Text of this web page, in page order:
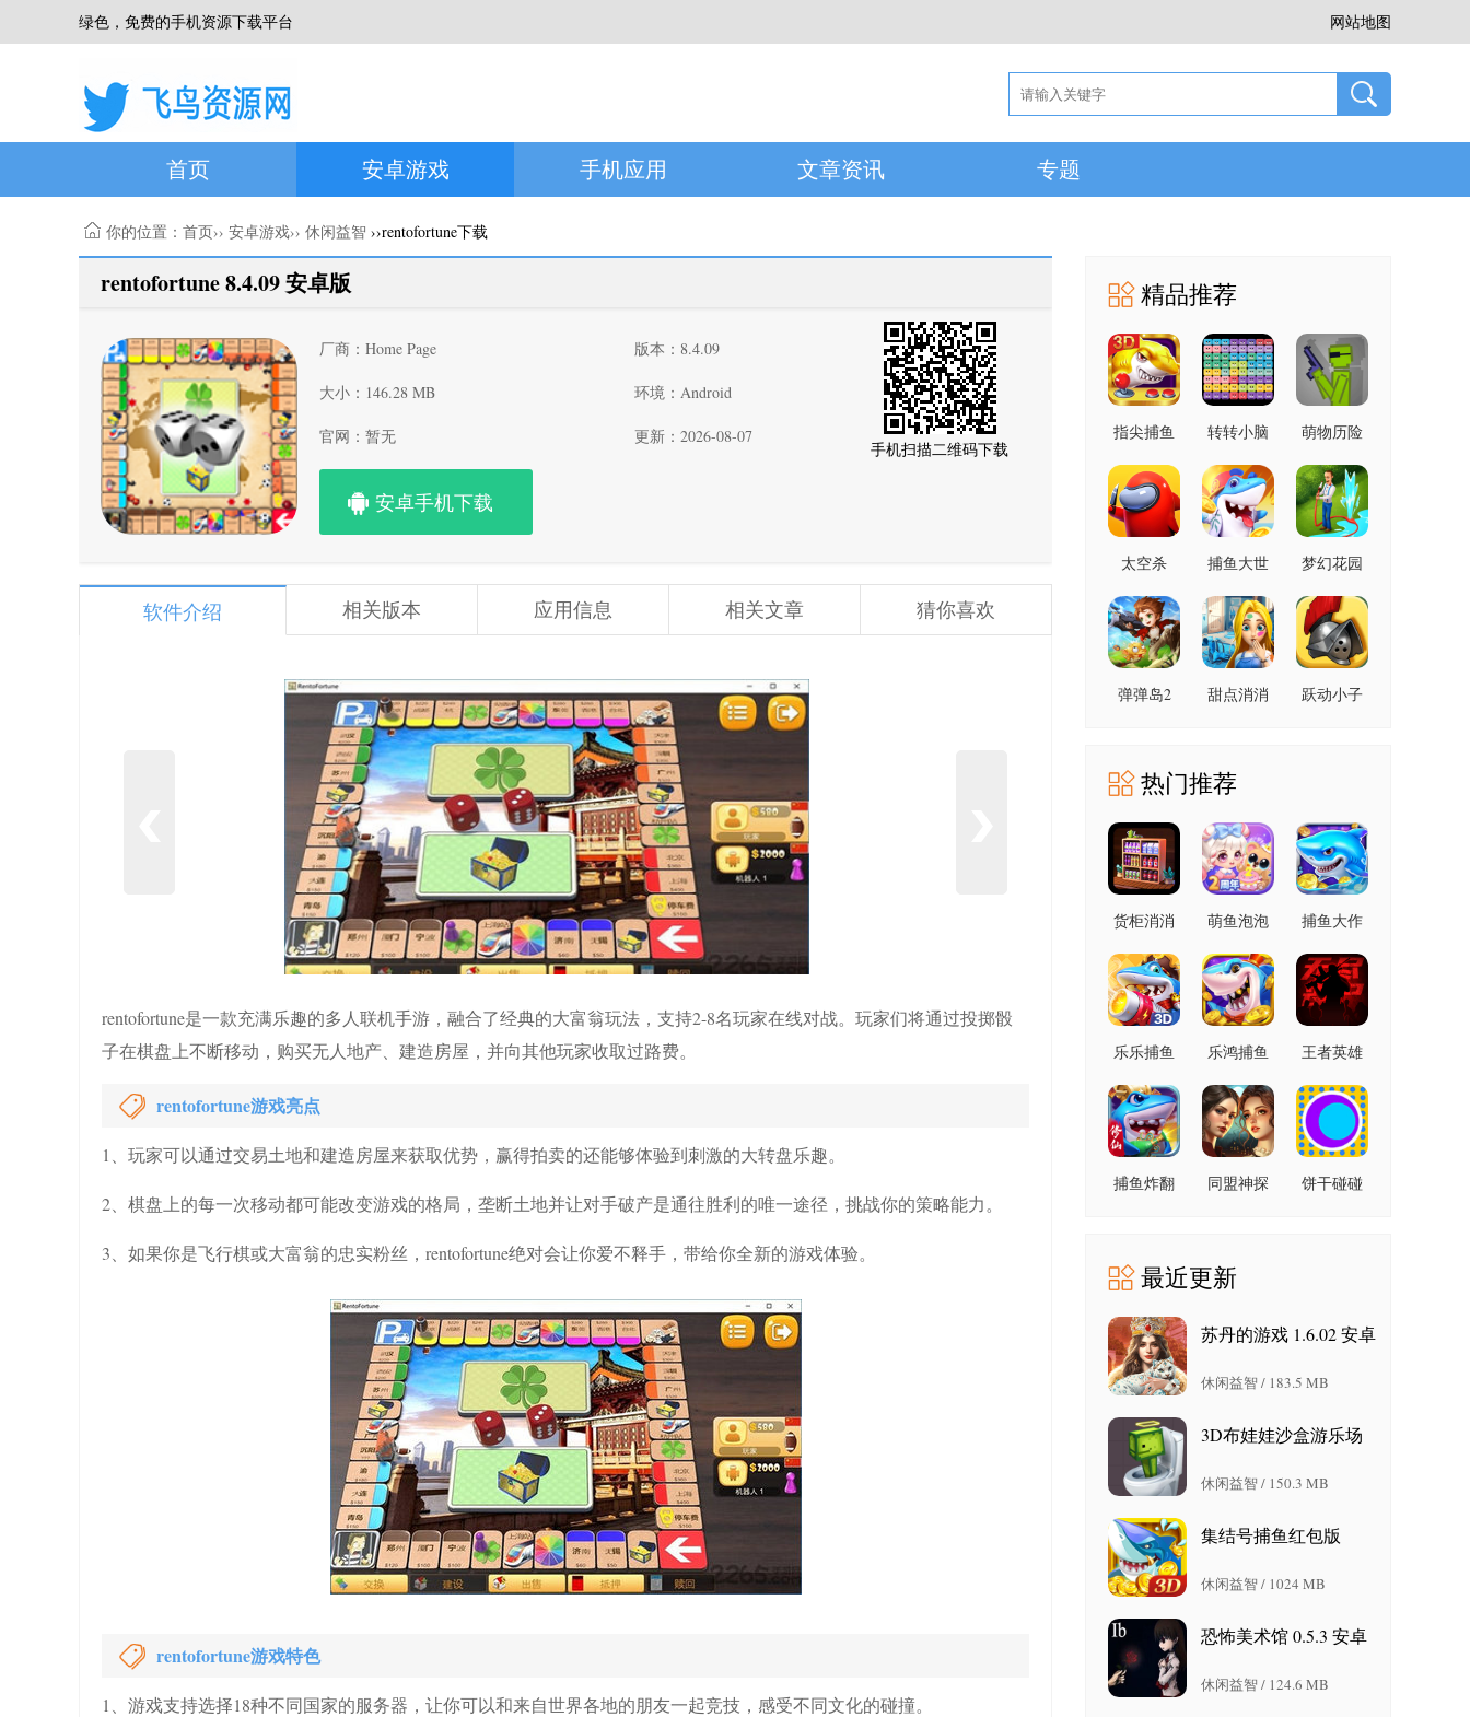
绿色，免费的手机资源下载平台 网站地图
首页 安卓游戏 手机应用 文章资讯 专题
你的位置： 首页›› 安卓游戏›› 休闲益智 ››rentofortune下载
rentofortune 8.4.09 安卓版
安卓手机下载
厂商：Home Page 版本：8.4.09
大小：146.28 MB 环境：Android
官网：暂无 更新：2026-08-07
手机扫描二维码下载
软件介绍 相关版本 应用信息 相关文章 猜你喜欢
rentofortune是一款充满乐趣的多人联机手游，融合了经典的大富翁玩法，支持2-8名玩家在线对战。玩家们将通过投掷骰
子在棋盘上不断移动，购买无人地产、建造房屋，并向其他玩家收取过路费。
rentofortune游戏亮点
1、玩家可以通过交易土地和建造房屋来获取优势，赢得拍卖的还能够体验到刺激的大转盘乐趣。
2、棋盘上的每一次移动都可能改变游戏的格局，垄断土地并让对手破产是通往胜利的唯一途径，挑战你的策略能力。
3、如果你是飞行棋或大富翁的忠实粉丝，rentofortune绝对会让你爱不释手，带给你全新的游戏体验。
rentofortune游戏特色
1、游戏支持选择18种不同国家的服务器，让你可以和来自世界各地的朋友一起竞技，感受不同文化的碰撞。
精品推荐
指尖捕鱼
手机版
转转小脑
方版
萌物历险
机版
太空杀
安卓版
捕鱼大世
安卓版
梦幻花园
版
弹弹岛2
甜点消消
跃动小子
热门推荐
货柜消消
卓版
萌鱼泡泡
卓版
捕鱼大作
手机版
乐乐捕鱼
乐鸿捕鱼
1.7.12 安
卓版
王者英雄
奇 1.08 官
方版
捕鱼炸翻
同盟神探
饼干碰碰
最近更新
苏丹的游戏 1.6.02 安卓
休闲益智 / 183.5 MB
3D布娃娃沙盒游乐场
休闲益智 / 150.3 MB
集结号捕鱼红包版
休闲益智 / 1024 MB
恐怖美术馆 0.5.3 安卓
休闲益智 / 124.6 MB